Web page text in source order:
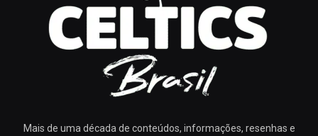
Mais de uma década de conteúdos, informações, resenhas e